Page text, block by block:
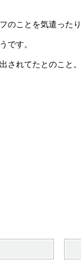
のことを気遣ったり
です。
されてたとのこと。